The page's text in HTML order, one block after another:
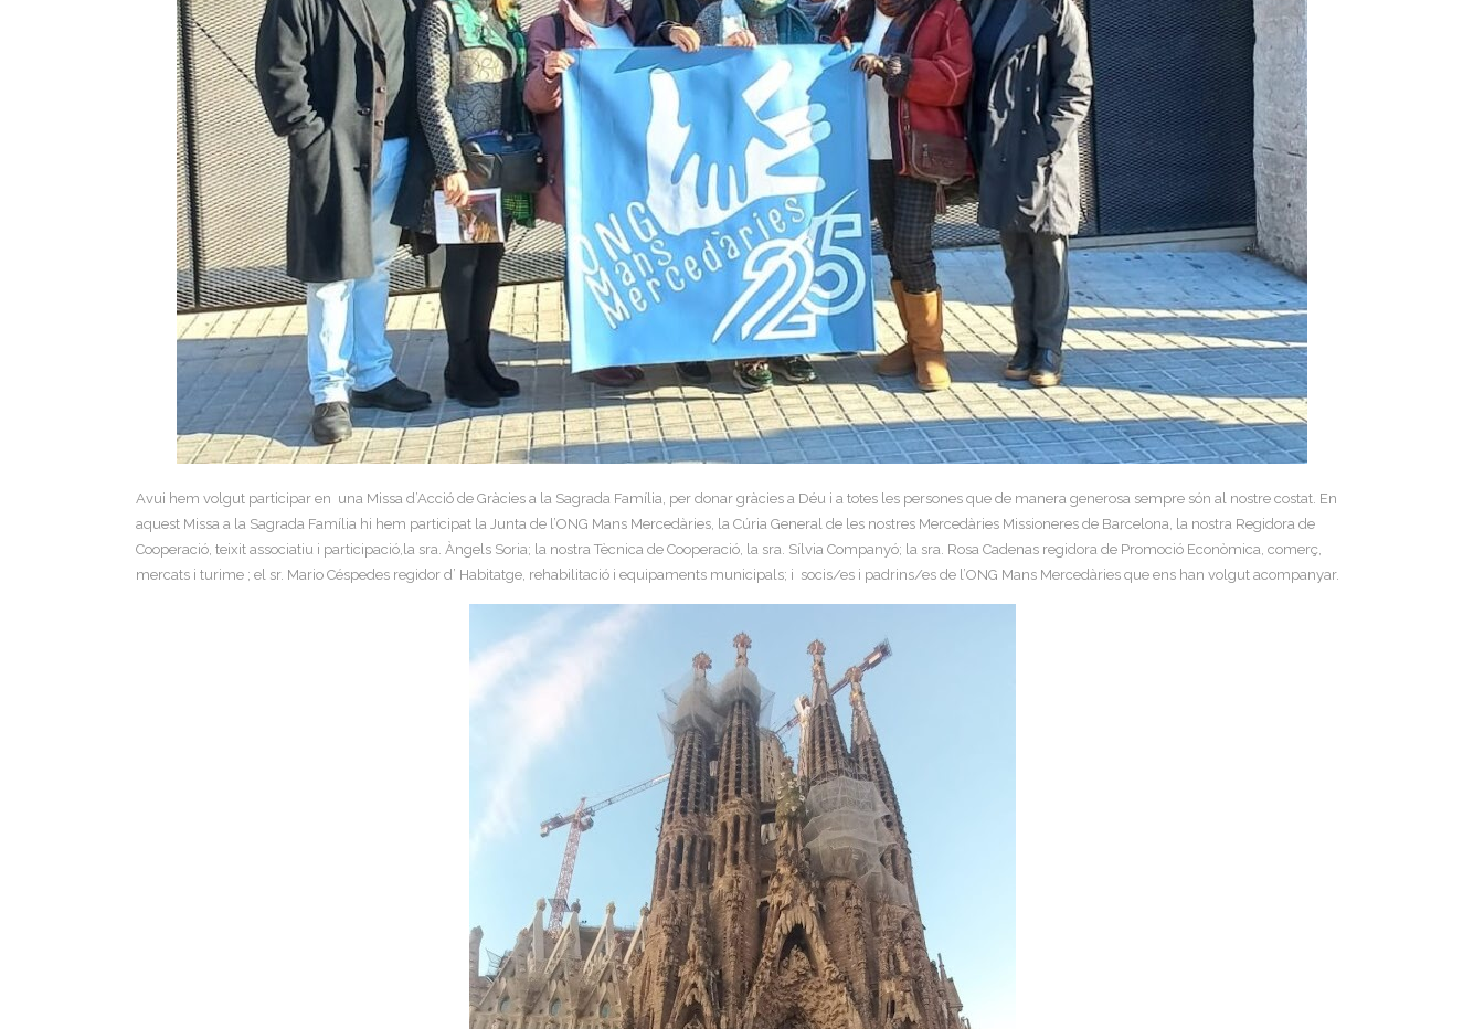
Avui hem volgut participar en una Missa d’Acció de Gràcies a la Sagrada Família, per donar gràcies a Déu i a totes les persones que de manera generosa sempre són al nostre costat. En
aquest Missa a la Sagrada Família hi hem participat la Junta de l’ONG Mans Mercedàries, la Cúria General de les nostres Mercedàries Missioneres de Barcelona, la nostra Regidora de
Cooperació, teixit associatiu i participació,la sra. Àngels Soria; la nostra Tècnica de Cooperació, la sra. Sílvia Companyó; la sra. Rosa Cadenas regidora de Promoció Econòmica, comerç,
mercats i turime ; el sr. Mario Céspedes regidor d’ Habitatge, rehabilitació i equipaments municipals; i socis/es i padrins/es de l’ONG Mans Mercedàries que ens han volgut acompanyar.